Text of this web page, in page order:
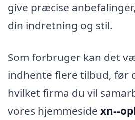
give præcise
din indretning og stil.
Som forbruger kan det
indhente flere tilbud, før
hvilket firma du vil
vores hjemmeside xn--